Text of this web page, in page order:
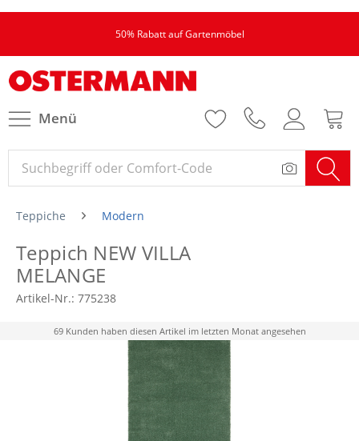
50% Rabatt auf Gartenmöbel
Menü
Teppiche Modern
Teppich NEW VILLA
MELANGE
Artikel-Nr.: 775238
69 Kunden haben diesen Artikel im letzten Monat angesehen